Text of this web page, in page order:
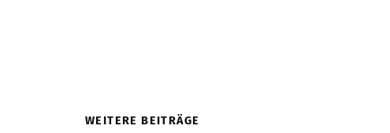
WEITERE BEITRÄGE